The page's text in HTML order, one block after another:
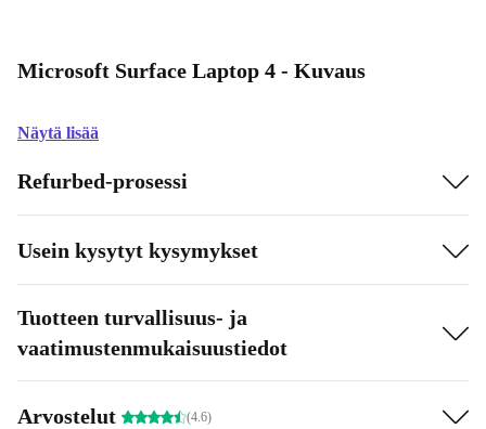
Microsoft Surface Laptop 4 - Kuvaus
Näytä lisää
Refurbed-prosessi
Usein kysytyt kysymykset
Tuotteen turvallisuus- ja
vaatimustenmukaisuustiedot
Arvostelut (4.6)